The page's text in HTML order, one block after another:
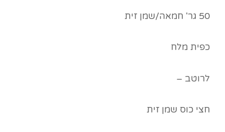
50 גר' חמאה/שמן זית
כפית מלח
לרוטב –
חצי כוס שמן זית